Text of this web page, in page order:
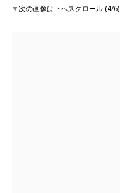
▼次の画像は下へスクロール (4/6)